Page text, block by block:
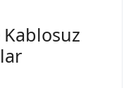
Kablosuz